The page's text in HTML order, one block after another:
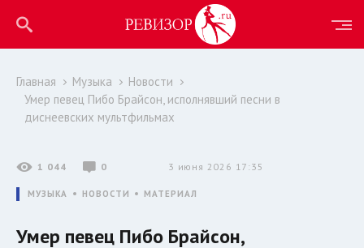
Главная Музыка
Новости
Умер певец Пибо Брайсон, исполнявший песни в
диснеевских мультфильмах
1 044 0 3 июня 2026 17:35
МУЗЫКА НОВОСТИ МАТЕРИАЛ
Умер певец Пибо Брайсон,